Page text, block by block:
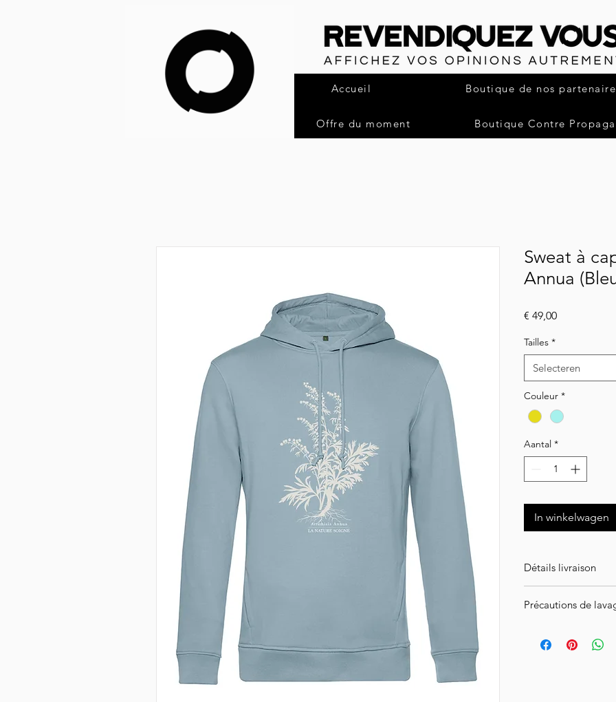
Accueil Boutique de nos
Offre du moment Boutique Contre
Sweat à
Annua
€ 49,00Prijs
Tailles *
Selecteren
Couleur *
Aantal *
In winkelwagen
Détails livraison
l'intégralité de votre
Livraison en
Précautions de
l'envers à 30°,